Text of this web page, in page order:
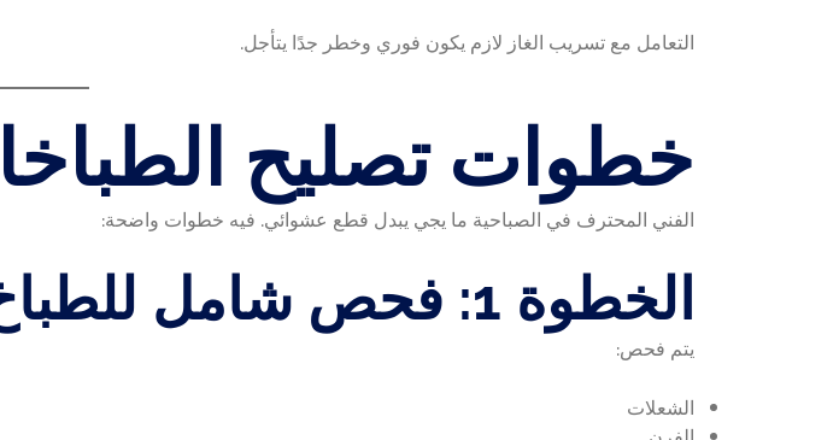
التعامل مع تسريب الغاز لازم يكون فوري وخطر جدًا يتأجل.
خطوات تصليح
الفني المحترف في الصباحية ما يجي يبدل قطع عشوائي. فيه خطوات واضحة:
الخطوة 1: فحص شامل للطباخ
يتم فحص:
الشعلات